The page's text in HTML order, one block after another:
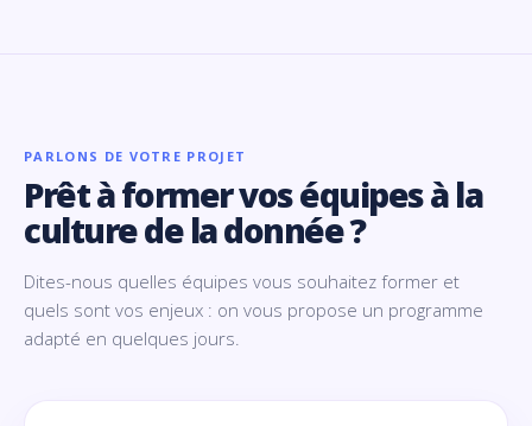
PARLONS DE VOTRE PROJET
Prêt à former vos équipes à la
culture de la donnée ?
Dites-nous quelles équipes vous souhaitez former et
quels sont vos enjeux : on vous propose un programme
adapté en quelques jours.